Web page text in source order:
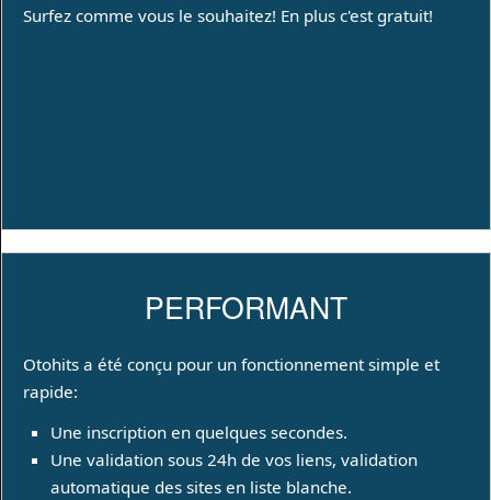
Surfez comme vous le souhaitez! En plus c'est gratuit!
PERFORMANT
Otohits a été conçu pour un fonctionnement simple et
rapide:
Une inscription en quelques secondes.
Une validation sous 24h de vos liens, validation
automatique des sites en liste blanche.